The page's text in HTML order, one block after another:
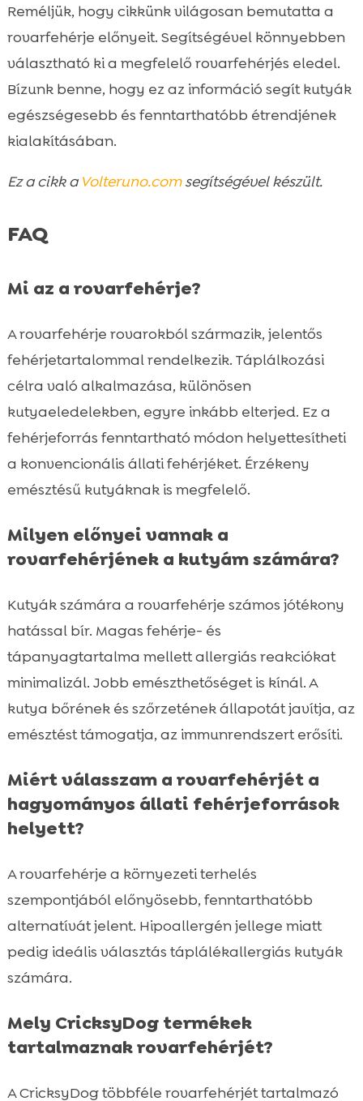
Reméljük, hogy cikkünk világosan bemutatta a
rovarfehérje előnyeit. Segítségével könnyebben
választható ki a megfelelő rovarfehérjés eledel.
Bízunk benne, hogy ez az információ segít kutyák
egészségesebb és fenntarthatóbb étrendjének
kialakításában.
Ez a cikk a Volteruno.comsegítségével készült.
FAQ
Mi az a rovarfehérje?
A rovarfehérje rovarokból származik, jelentős
fehérjetartalommal rendelkezik. Táplálkozási
célra való alkalmazása, különösen
kutyaeledelekben, egyre inkább elterjed. Ez a
fehérjeforrás fenntartható módon helyettesítheti
a konvencionális állati fehérjéket. Érzékeny
emésztésű kutyáknak is megfelelő.
Milyen előnyei vannak a
rovarfehérjének a kutyám számára?
Kutyák számára a rovarfehérje számos jótékony
hatással bír. Magas fehérje- és
tápanyagtartalma mellett allergiás reakciókat
minimalizál. Jobb emészthetőséget is kínál. A
kutya bőrének és szőrzetének állapotát javítja, az
emésztést támogatja, az immunrendszert erősíti.
Miért válasszam a rovarfehérjét a
hagyományos állati fehérjeforrások
helyett?
A rovarfehérje a környezeti terhelés
szempontjából előnyösebb, fenntarthatóbb
alternatívát jelent. Hipoallergén jellege miatt
pedig ideális választás táplálékallergiás kutyák
számára.
Mely CricksyDog termékek
tartalmaznak rovarfehérjét?
A CricksyDog többféle rovarfehérjét tartalmazó